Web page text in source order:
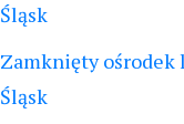
Śląsk
Zamknięty
Śląsk